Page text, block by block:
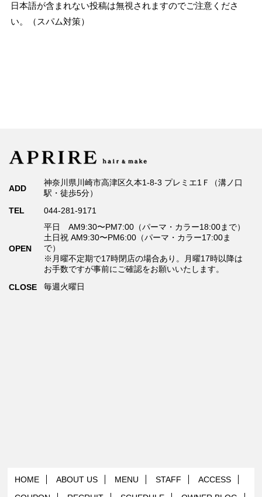
日本語が含まれない投稿は無視されますのでご注意くださ
い。（スパム対策）
ADD
神奈川県川崎市高津区久本1-8-3 プレミエ1Ｆ（溝ノ口
駅・徒歩5分）
TEL
044-281-9171
OPEN
平日 AM9:30〜PM7:00（パーマ・カラー18:00まで）
土日祝 AM9:30〜PM6:00（パーマ・カラー17:00ま
で）
※月曜不定期で17時閉店の場合あり。月曜17時以降は
お手数ですが事前にご確認をお願いいたします。
CLOSE
毎週火曜日
HOME ABOUT US MENU STAFF
ACCESS